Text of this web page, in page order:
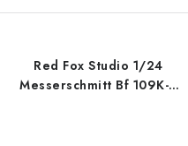
Red Fox Studio 1/24
Messerschmitt Bf 109K-4